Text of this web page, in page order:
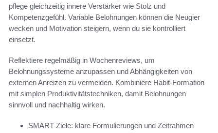
pflege gleichzeitig innere Verstärker wie Stolz und
Kompetenzgefühl. Variable Belohnungen können die Neugier
wecken und Motivation steigern, wenn du sie kontrolliert
einsetzt.
Reflektiere regelmäßig in Wochenreviews, um
Belohnungssysteme anzupassen und Abhängigkeiten von
externen Anreizen zu vermeiden. Kombiniere Habit-Formation
mit simplen Produktivitätstechniken, damit Belohnungen
sinnvoll und nachhaltig wirken.
SMART Ziele: klare Formulierungen und Zeitrahmen